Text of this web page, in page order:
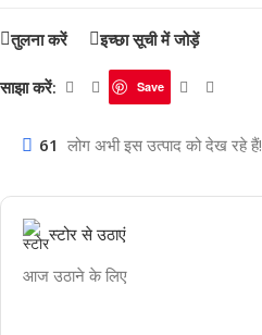
तुलना करें इच्छा सूची में जोड़ें
साझा करें: Save
61 लोग अभी इस उत्पाद को देख रहे हैं!
स्टोर से उठाएं
आज उठाने के लिए